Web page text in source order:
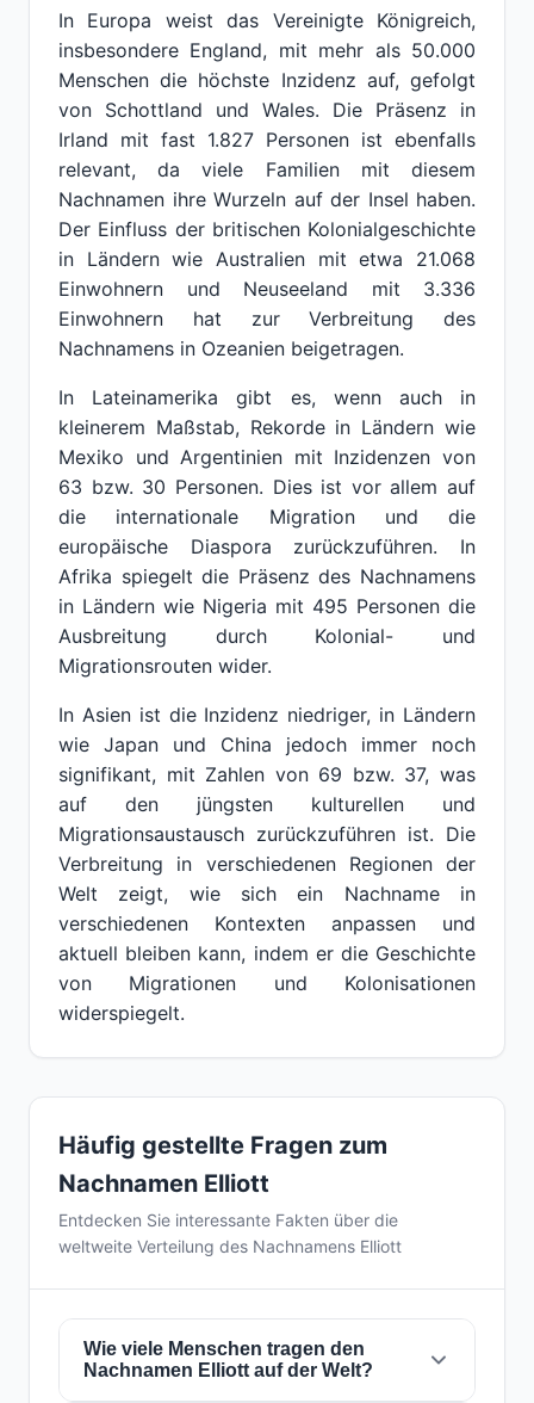
In Europa weist das Vereinigte Königreich,
insbesondere England, mit mehr als 50.000
Menschen die höchste Inzidenz auf, gefolgt
von Schottland und Wales. Die Präsenz in
Irland mit fast 1.827 Personen ist ebenfalls
relevant, da viele Familien mit diesem
Nachnamen ihre Wurzeln auf der Insel haben.
Der Einfluss der britischen Kolonialgeschichte
in Ländern wie Australien mit etwa 21.068
Einwohnern und Neuseeland mit 3.336
Einwohnern hat zur Verbreitung des
Nachnamens in Ozeanien beigetragen.
In Lateinamerika gibt es, wenn auch in
kleinerem Maßstab, Rekorde in Ländern wie
Mexiko und Argentinien mit Inzidenzen von
63 bzw. 30 Personen. Dies ist vor allem auf
die internationale Migration und die
europäische Diaspora zurückzuführen. In
Afrika spiegelt die Präsenz des Nachnamens
in Ländern wie Nigeria mit 495 Personen die
Ausbreitung durch Kolonial- und
Migrationsrouten wider.
In Asien ist die Inzidenz niedriger, in Ländern
wie Japan und China jedoch immer noch
signifikant, mit Zahlen von 69 bzw. 37, was
auf den jüngsten kulturellen und
Migrationsaustausch zurückzuführen ist. Die
Verbreitung in verschiedenen Regionen der
Welt zeigt, wie sich ein Nachname in
verschiedenen Kontexten anpassen und
aktuell bleiben kann, indem er die Geschichte
von Migrationen und Kolonisationen
widerspiegelt.
Häufig gestellte Fragen zum
Nachnamen Elliott
Entdecken Sie interessante Fakten über die
weltweite Verteilung des Nachnamens Elliott
Wie viele Menschen tragen den
Nachnamen Elliott auf der Welt?